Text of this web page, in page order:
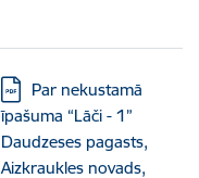
Lejupielādēt:
Par nekustamā
īpašuma “Lāči - 1”
Daudzeses pagasts,
Aizkraukles novads,